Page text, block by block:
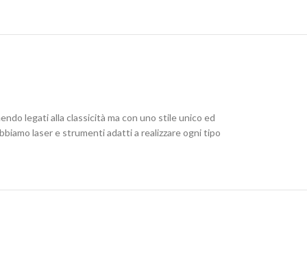
legati alla classicità ma con uno stile unico ed
laser e strumenti adatti a realizzare ogni tipo